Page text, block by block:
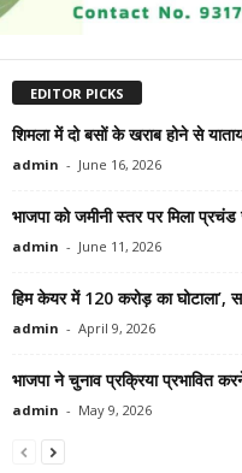
EDITOR PICKS
शिमला में दो बसों के खराब होने से
admin - June 16, 2026
भाजपा को जमीनी स्तर पर मिला
admin - June 11, 2026
हिम केयर में 120 करोड़ का घोटाला’,
admin - April 9, 2026
भाजपा ने चुनाव प्रक्रिया प्रभावित
admin - May 9, 2026